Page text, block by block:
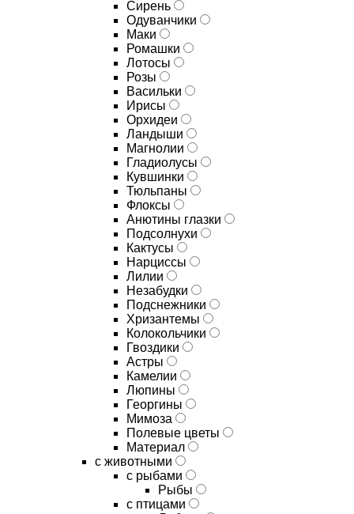
Сирень
Одуванчики
Маки
Ромашки
Лотосы
Розы
Васильки
Ирисы
Орхидеи
Ландыши
Магнолии
Гладиолусы
Кувшинки
Тюльпаны
Флоксы
Анютины глазки
Подсолнухи
Кактусы
Нарциссы
Лилии
Незабудки
Подснежники
Хризантемы
Колокольчики
Гвоздики
Астры
Камелии
Люпины
Георгины
Мимоза
Полевые цветы
Материал
с животными
с рыбами
Рыбы
с птицами